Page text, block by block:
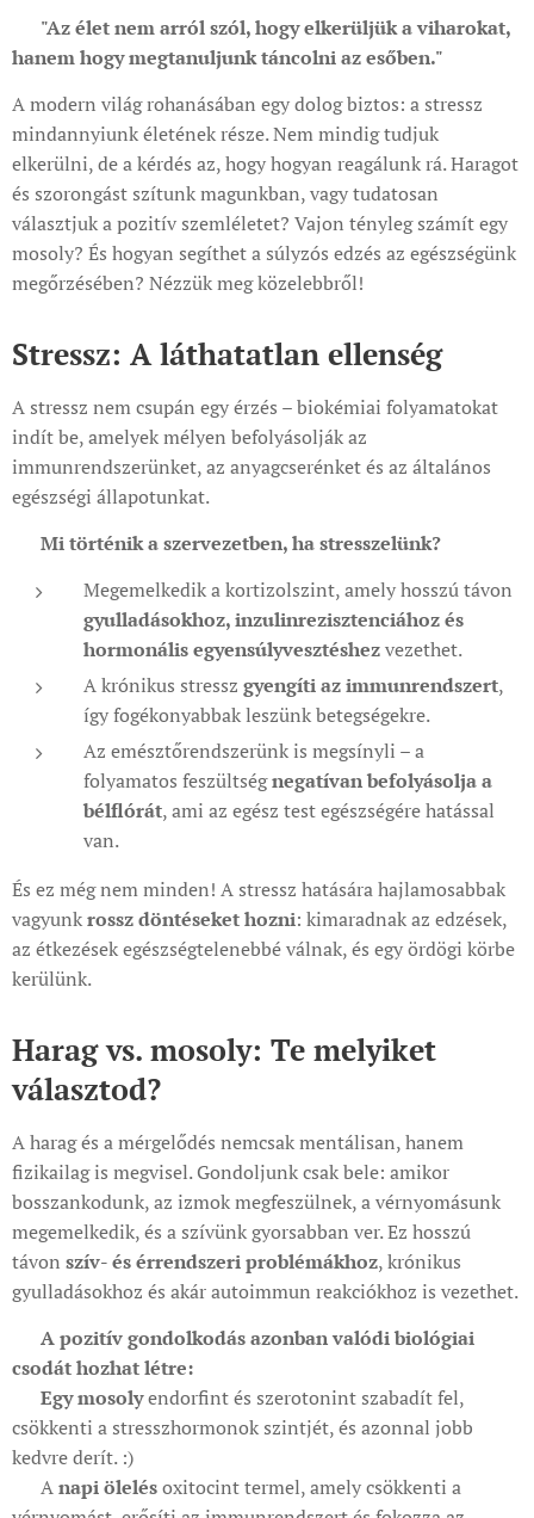
"Az élet nem arról szól, hogy elkerüljük a viharokat,
hanem hogy megtanuljunk táncolni az esőben."
A modern világ rohanásában egy dolog biztos: a stressz
mindannyiunk életének része. Nem mindig tudjuk
elkerülni, de a kérdés az, hogy hogyan reagálunk rá. Haragot
és szorongást szítunk magunkban, vagy tudatosan
választjuk a pozitív szemléletet? Vajon tényleg számít egy
mosoly? És hogyan segíthet a súlyzós edzés az egészségünk
megőrzésében? Nézzük meg közelebbről!
Stressz: A láthatatlan ellenség
A stressz nem csupán egy érzés – biokémiai folyamatokat
indít be, amelyek mélyen befolyásolják az
immunrendszerünket, az anyagcserénket és az általános
egészségi állapotunkat.
Mi történik a szervezetben, ha stresszelünk?
Megemelkedik a kortizolszint, amely hosszú távon
gyulladásokhoz, inzulinrezisztenciához és
hormonális egyensúlyvesztéshezvezethet.
A krónikus stressz gyengíti az immunrendszert,
így fogékonyabbak leszünk betegségekre.
Az emésztőrendszerünk is megsínyli – a
folyamatos feszültségnegatívan befolyásolja a
bélflórát, ami az egész test egészségére hatással
van.
És ez még nem minden! A stressz hatására hajlamosabbak
vagyunkrossz döntéseket hozni: kimaradnak az edzések,
az étkezések egészségtelenebbé válnak, és egy ördögi körbe
kerülünk.
Harag vs. mosoly: Te melyiket
választod?
A harag és a mérgelődés nemcsak mentálisan, hanem
fizikailag is megvisel. Gondoljunk csak bele: amikor
bosszankodunk, az izmok megfeszülnek, a vérnyomásunk
megemelkedik, és a szívünk gyorsabban ver. Ez hosszú
távon szív- és érrendszeri problémákhoz, krónikus
gyulladásokhoz és akár autoimmun reakciókhoz is vezethet.
A pozitív gondolkodás azonban valódi biológiai
csodát hozhat létre:
Egy mosolyendorfint és szerotonint szabadít fel,
csökkenti a stresszhormonok szintjét, és azonnal jobb
kedvre derít. :)
✔ Anapi ölelésoxitocint termel, amely csökkenti a